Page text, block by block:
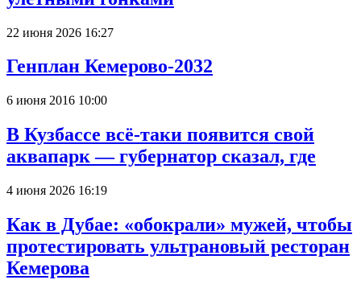
22 июня 2026 16:27
Генплан Кемерово-2032
6 июня 2016 10:00
В Кузбассе всё-таки появится свой
аквапарк — губернатор сказал, где
4 июня 2026 16:19
Как в Дубае: «обокрали» мужей, чтобы
протестировать ультрановый ресторан
Кемерова